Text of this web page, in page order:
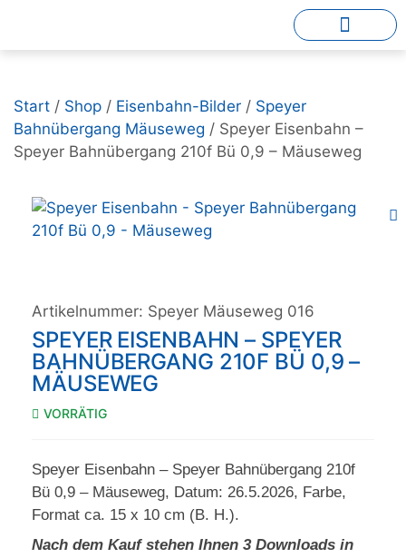
Start / Shop / Eisenbahn-Bilder / Speyer
Bahnübergang Mäuseweg / Speyer Eisenbahn –
Speyer Bahnübergang 210f Bü 0,9 – Mäuseweg
Artikelnummer: Speyer Mäuseweg 016
SPEYER EISENBAHN – SPEYER
BAHNÜBERGANG 210F BÜ 0,9 –
MÄUSEWEG
VORRÄTIG
Speyer Eisenbahn – Speyer Bahnübergang 210f
Bü 0,9 – Mäuseweg, Datum: 26.5.2026, Farbe,
Format ca. 15 x 10 cm (B. H.).
Nach dem Kauf stehen Ihnen 3 Downloads in